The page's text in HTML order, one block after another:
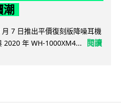
7 日推出平價復刻版降噪耳機
2020 年 WH-1000XM4...
閱讀